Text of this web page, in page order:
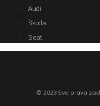
Audi
Škoda
Seat
© 2023 Sva prava